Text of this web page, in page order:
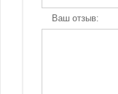
Ваш отзыв: